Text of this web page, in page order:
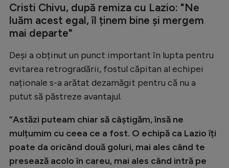
Cristi Chivu, după remiza cu Lazio: "Ne
luăm acest egal, îl ținem bine și mergem
mai departe"
Deși a obținut un punct important în lupta pentru
evitarea retrogradării, fostul căpitan al echipei
naționale s-a arătat dezamăgit pentru că nu a
putut să păstreze avantajul.
”Astăzi puteam chiar să câștigăm, însă ne
mulțumim cu ceea ce a fost. O echipă ca Lazio îți
poate da oricând două goluri, mai ales când te
presează acolo în careu, mai ales când intră pe